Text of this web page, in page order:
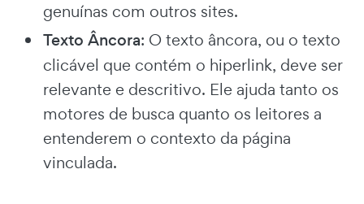
genuínas com outros sites.
Texto Âncora: O texto âncora, ou o texto
clicável que contém o hiperlink, deve ser
relevante e descritivo. Ele ajuda tanto os
motores de busca quanto os leitores a
entenderem o contexto da página
vinculada.